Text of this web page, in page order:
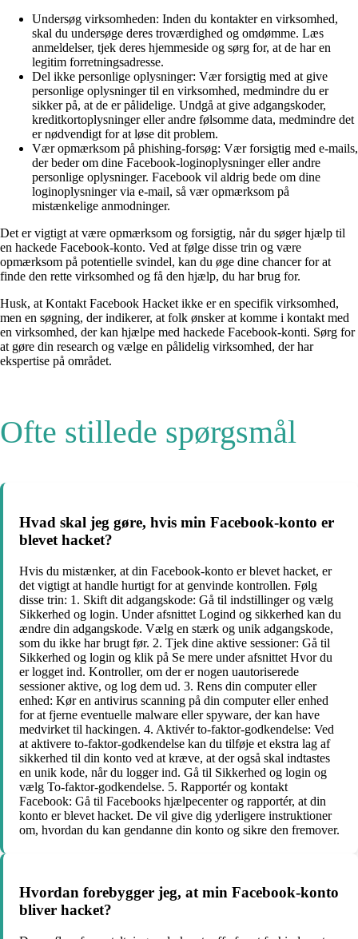
Undersøg virksomheden: Inden du kontakter en virksomhed,
skal du undersøge deres troværdighed og omdømme. Læs
anmeldelser, tjek deres hjemmeside og sørg for, at de har en
legitim forretningsadresse.
Del ikke personlige oplysninger: Vær forsigtig med at give
personlige oplysninger til en virksomhed, medmindre du er
sikker på, at de er pålidelige. Undgå at give adgangskoder,
kreditkortoplysninger eller andre følsomme data, medmindre det
er nødvendigt for at løse dit problem.
Vær opmærksom på phishing-forsøg: Vær forsigtig med e-mails,
der beder om dine Facebook-loginoplysninger eller andre
personlige oplysninger. Facebook vil aldrig bede om dine
loginoplysninger via e-mail, så vær opmærksom på
mistænkelige anmodninger.
Det er vigtigt at være opmærksom og forsigtig, når du søger hjælp til
en hackede Facebook-konto. Ved at følge disse trin og være
opmærksom på potentielle svindel, kan du øge dine chancer for at
finde den rette virksomhed og få den hjælp, du har brug for.
Husk, at Kontakt Facebook Hacket ikke er en specifik virksomhed,
men en søgning, der indikerer, at folk ønsker at komme i kontakt med
en virksomhed, der kan hjælpe med hackede Facebook-konti. Sørg for
at gøre din research og vælge en pålidelig virksomhed, der har
ekspertise på området.
Ofte stillede spørgsmål
Hvad skal jeg gøre, hvis min Facebook-konto er
blevet hacket?
Hvis du mistænker, at din Facebook-konto er blevet hacket, er
det vigtigt at handle hurtigt for at genvinde kontrollen. Følg
disse trin: 1. Skift dit adgangskode: Gå til indstillinger og vælg
Sikkerhed og login. Under afsnittet Logind og sikkerhed kan du
ændre din adgangskode. Vælg en stærk og unik adgangskode,
som du ikke har brugt før. 2. Tjek dine aktive sessioner: Gå til
Sikkerhed og login og klik på Se mere under afsnittet Hvor du
er logget ind. Kontroller, om der er nogen uautoriserede
sessioner aktive, og log dem ud. 3. Rens din computer eller
enhed: Kør en antivirus scanning på din computer eller enhed
for at fjerne eventuelle malware eller spyware, der kan have
medvirket til hackingen. 4. Aktivér to-faktor-godkendelse: Ved
at aktivere to-faktor-godkendelse kan du tilføje et ekstra lag af
sikkerhed til din konto ved at kræve, at der også skal indtastes
en unik kode, når du logger ind. Gå til Sikkerhed og login og
vælg To-faktor-godkendelse. 5. Rapportér og kontakt
Facebook: Gå til Facebooks hjælpecenter og rapportér, at din
konto er blevet hacket. De vil give dig yderligere instruktioner
om, hvordan du kan gendanne din konto og sikre den fremover.
Hvordan forebygger jeg, at min Facebook-konto
bliver hacket?